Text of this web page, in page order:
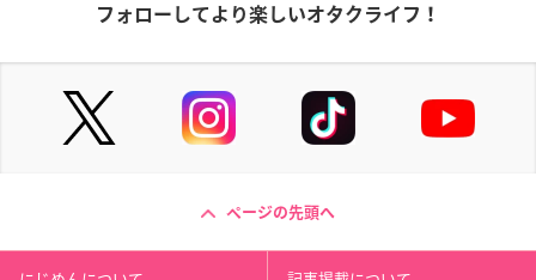
フォローしてより楽しいオタクライフ！
ページの先頭へ